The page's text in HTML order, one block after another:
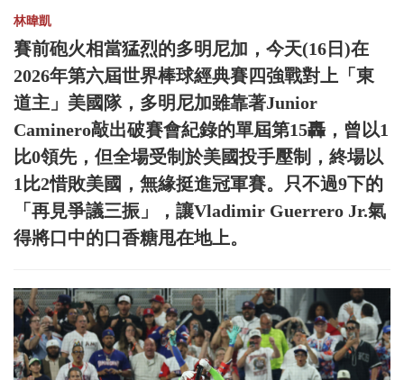
林暐凱
賽前砲火相當猛烈的多明尼加，今天(16日)在
2026年第六屆世界棒球經典賽四強戰對上「東
道主」美國隊，多明尼加雖靠著Junior
Caminero敲出破賽會紀錄的單屆第15轟，曾以1
比0領先，但全場受制於美國投手壓制，終場以
1比2惜敗美國，無緣挺進冠軍賽。只不過9下的
「再見爭議三振」，讓Vladimir Guerrero Jr.氣
得將口中的口香糖甩在地上。